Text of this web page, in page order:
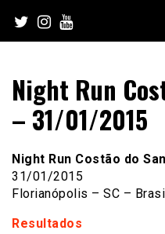
content
Night Run
– 31/01/2015
Night Run Costão do
31/01/2015
Florianópolis – SC –
Resultados